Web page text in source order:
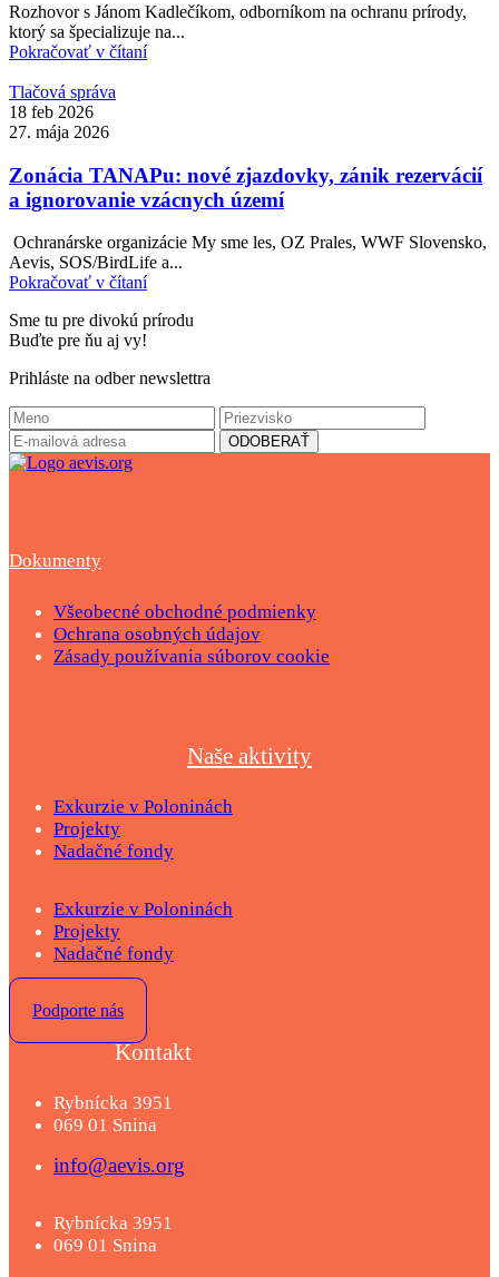
Rozhovor s Jánom Kadlečíkom, odborníkom na ochranu prírody,
ktorý sa špecializuje na...
Pokračovať v čítaní
Tlačová správa
18 feb 2026
27. mája 2026
Zonácia TANAPu: nové zjazdovky, zánik rezervácií
a ignorovanie vzácnych území
Ochranárske organizácie My sme les, OZ Prales, WWF Slovensko,
Aevis, SOS/BirdLife a...
Pokračovať v čítaní
Sme tu pre divokú prírodu
Buďte pre ňu aj vy!
Prihláste na odber newslettra
Dokumenty
Všeobecné obchodné podmienky
Ochrana osobných údajov
Zásady používania súborov cookie
Naše aktivity
Exkurzie v Poloninách
Projekty
Nadačné fondy
Exkurzie v Poloninách
Projekty
Nadačné fondy
Podporte nás
Kontakt
Rybnícka 3951
069 01 Snina
info@aevis.org
Rybnícka 3951
069 01 Snina